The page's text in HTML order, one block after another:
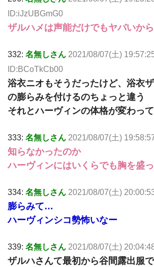
ID:iJzUBGmG0
ザルハメは声能だけでもヤバいか
332: 名無しさん 2021/08/07(土)
ID:BCoTkCb00
浴衣ニオもそうだったけど、浴衣
の膨らみを付けるのちょっと違う
それとハーヴィンの体格が変わっ
333: 名無しさん 2021/08/07(土)
知らなかったのか
ハーヴィンにはいくらでも胸を盛
334: 名無しさん 2021/08/07(土)
膨らみて…
ハーヴィンシコ勢怖いなー
339: 名無しさん 2021/08/07(土)
ザルハさんて最初から谷間露出服